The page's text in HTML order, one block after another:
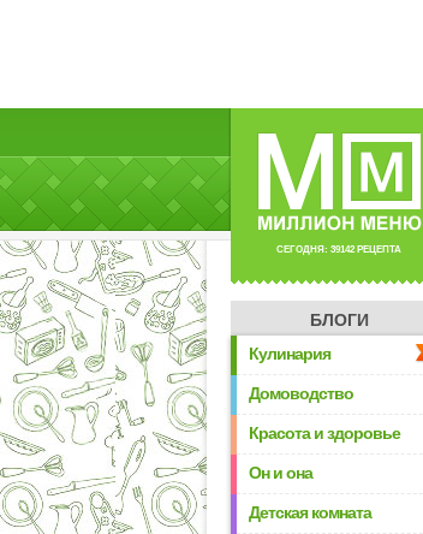
СЕГОДНЯ: 39142 РЕЦЕПТА
БЛОГИ
Кулинария
Домоводство
Красота и здоровье
Он и она
Детская комната